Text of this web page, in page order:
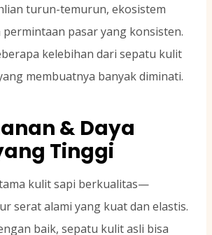
turun-temurun, ekosistem
pasar yang konsisten.
kelebihan dari sepatu kulit
membuatnya banyak diminati.
& Daya
Tinggi
kulit sapi berkualitas—
serat alami yang kuat dan elastis.
baik, sepatu kulit asli bisa